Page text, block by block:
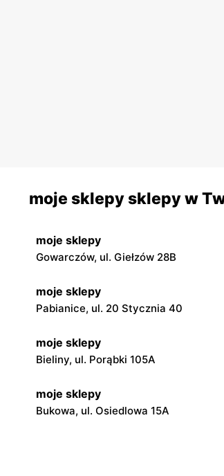
moje sklepy sklepy w
moje sklepy
Gowarczów, ul. Giełzów 28B
moje sklepy
Pabianice, ul. 20 Stycznia 40
moje sklepy
Bieliny, ul. Porąbki 105A
moje sklepy
Bukowa, ul. Osiedlowa 15A